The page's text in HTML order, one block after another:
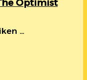
Optimist
…